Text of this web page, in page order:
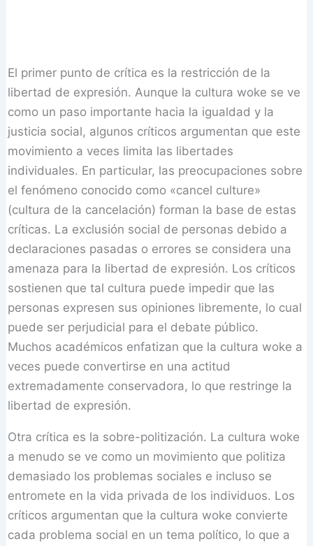
El primer punto de crítica es la restricción de la
libertad de expresión. Aunque la cultura woke se ve
como un paso importante hacia la igualdad y la
justicia social, algunos críticos argumentan que este
movimiento a veces limita las libertades
individuales. En particular, las preocupaciones sobre
el fenómeno conocido como «cancel culture»
(cultura de la cancelación) forman la base de estas
críticas. La exclusión social de personas debido a
declaraciones pasadas o errores se considera una
amenaza para la libertad de expresión. Los críticos
sostienen que tal cultura puede impedir que las
personas expresen sus opiniones libremente, lo cual
puede ser perjudicial para el debate público.
Muchos académicos enfatizan que la cultura woke a
veces puede convertirse en una actitud
extremadamente conservadora, lo que restringe la
libertad de expresión.
Otra crítica es la sobre-politización. La cultura woke
a menudo se ve como un movimiento que politiza
demasiado los problemas sociales e incluso se
entromete en la vida privada de los individuos. Los
críticos argumentan que la cultura woke convierte
cada problema social en un tema político, lo que a